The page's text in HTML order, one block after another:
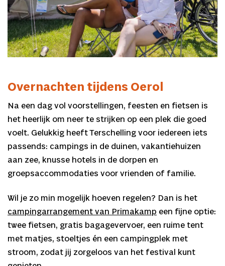
Overnachten tijdens Oerol
Na een dag vol voorstellingen, feesten en fietsen is
het heerlijk om neer te strijken op een plek die goed
voelt. Gelukkig heeft Terschelling voor iedereen iets
passends: campings in de duinen, vakantiehuizen
aan zee, knusse hotels in de dorpen en
groepsaccommodaties voor vrienden of familie.
Wil je zo min mogelijk hoeven regelen? Dan is het
campingarrangement van Primakamp een fijne optie:
twee fietsen, gratis bagagevervoer, een ruime tent
met matjes, stoeltjes én een campingplek met
stroom, zodat jij zorgeloos van het festival kunt